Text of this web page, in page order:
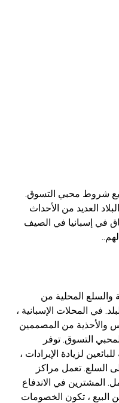
شروط محبي التسوق.
العديد من الأحداث
في إسبانيا في الصيف
والسلع المحلية من
في المحلات الإسبانية ،
والأحذية من المصممين
التسوق. توفر
لزيادة الإيرادات ،
السلع. تعمل مراكز
المشترين في الاندفاع
البيع ، تكون الخصومات